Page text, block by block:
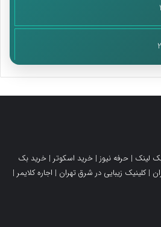
لینک | حرفه نیوز | خرید اسکوتر | خرید بک
|کلینیک زیبایی در شرق تهران | اجاره کلایمر |